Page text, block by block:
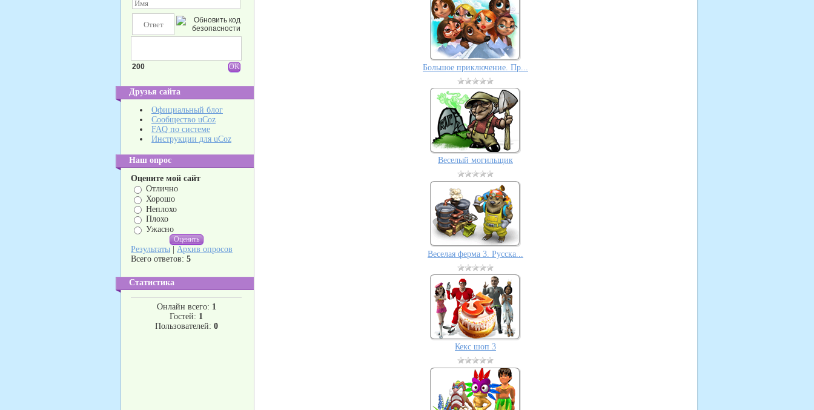
200
Друзья сайта
Официальный блог
Сообщество uCoz
FAQ по системе
Инструкции для uCoz
Наш опрос
Оцените мой сайт
Отлично
Хорошо
Неплохо
Плохо
Ужасно
Результаты
Архив опросов
Всего ответов: 5
Статистика
Онлайн всего: 1
Гостей: 1
Пользователей: 0
Большое приключение. Пр...
Веселый могильщик
Веселая ферма 3. Русска...
Кекс шоп 3